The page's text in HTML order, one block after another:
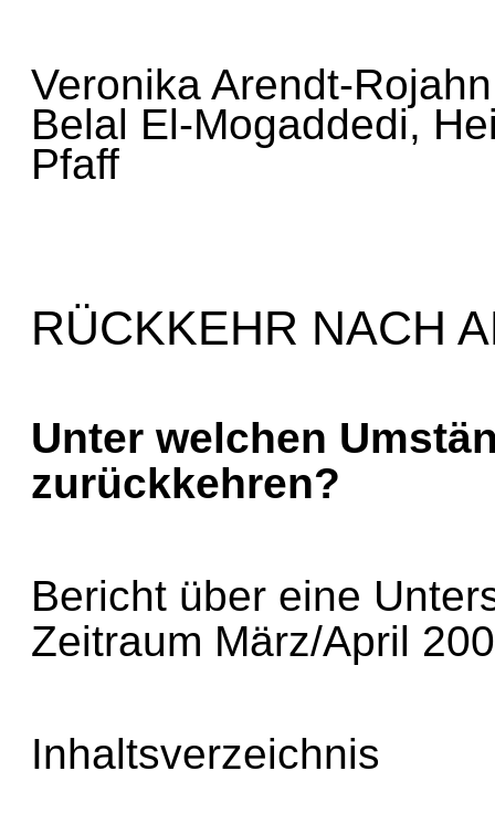
Veronika Arendt-
Belal El-Mogaddedi,
Pfaff
RÜCKKEHR NACH
Unter welchen
zurückkehren?
Bericht über eine
Zeitraum März/April
Inhaltsverzeichnis